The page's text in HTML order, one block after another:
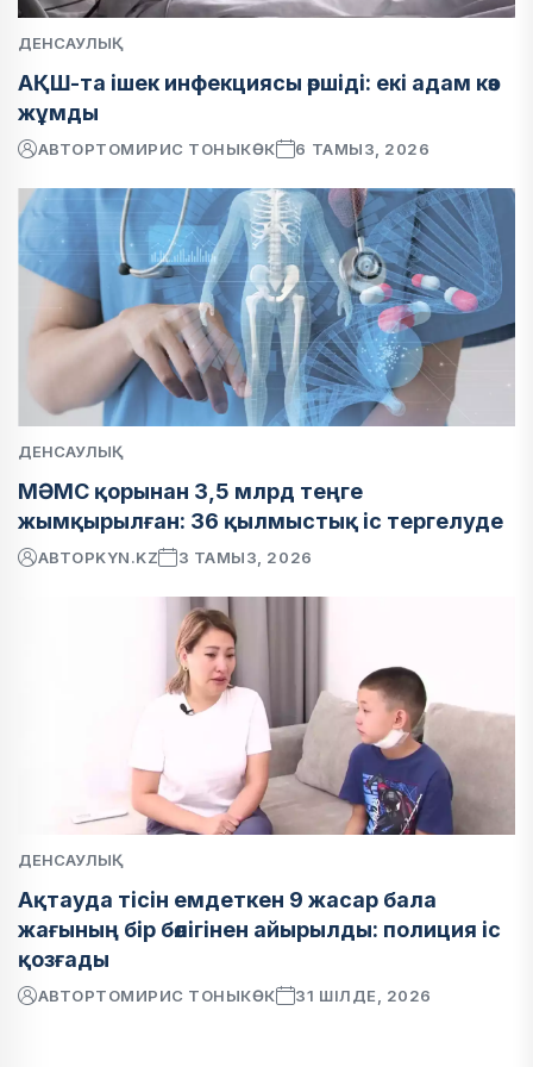
ДЕНСАУЛЫҚ
АҚШ-та ішек инфекциясы өршіді: екі адам көз
жұмды
АВТОРТОМИРИС ТОНЫКӨК 6 ТАМЫЗ, 2026
ДЕНСАУЛЫҚ
МӘМС қорынан 3,5 млрд теңге
жымқырылған: 36 қылмыстық іс тергелуде
АВТОРKYN.KZ 3 ТАМЫЗ, 2026
ДЕНСАУЛЫҚ
Ақтауда тісін емдеткен 9 жасар бала
жағының бір бөлігінен айырылды: полиция іс
қозғады
АВТОРТОМИРИС ТОНЫКӨК 31 ШІЛДЕ, 2026